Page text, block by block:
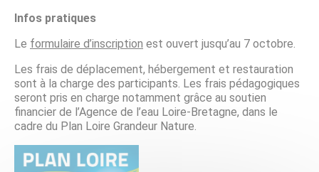
Infos pratiques
Le formulaire d’inscription est ouvert jusqu’au 7 octobre.
Les frais de déplacement, hébergement et restauration
sont à la charge des participants. Les frais pédagogiques
seront pris en charge notamment grâce au soutien
financier de l’Agence de l’eau Loire-Bretagne, dans le
cadre du Plan Loire Grandeur Nature.